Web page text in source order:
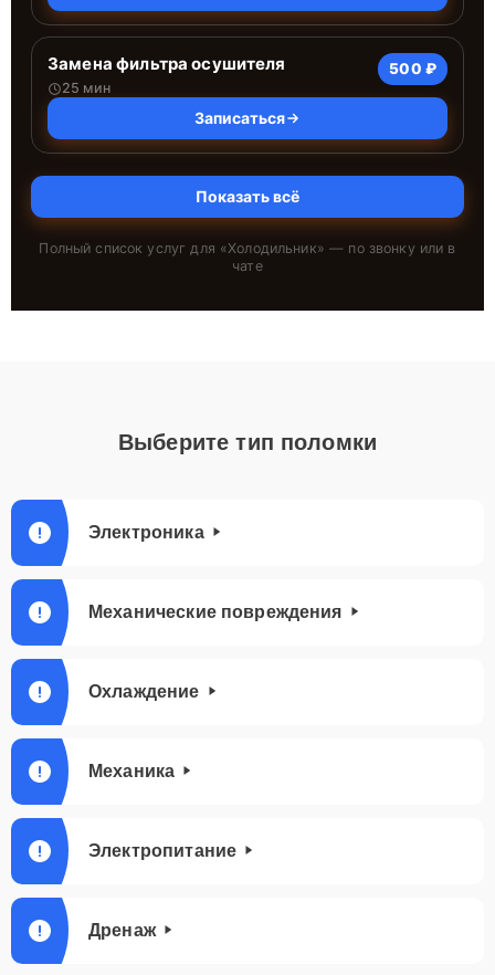
Замена фильтра осушителя
25 мин
500 ₽
Записаться
Показать всё
Полный список услуг для «Холодильник» — по звонку или в
чате
Выберите тип поломки
Электроника
Механические повреждения
Охлаждение
Механика
Электропитание
Дренаж